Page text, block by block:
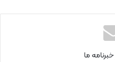
نتی
ما